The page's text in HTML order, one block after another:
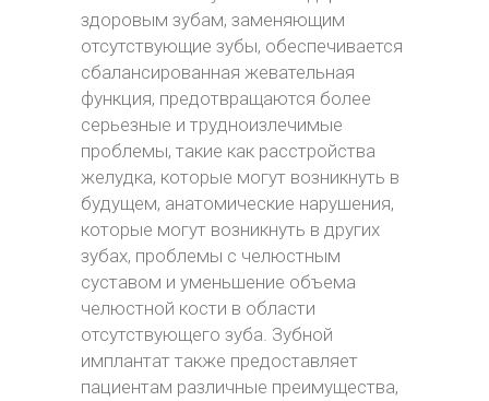
здоровым зубам, заменяющим
отсутствующие зубы, обеспечивается
сбалансированная жевательная
функция, предотвращаются более
серьезные и трудноизлечимые
проблемы, такие как расстройства
желудка, которые могут возникнуть в
будущем, анатомические нарушения,
которые могут возникнуть в других
зубах, проблемы с челюстным
суставом и уменьшение объема
челюстной кости в области
отсутствующего зуба. Зубной
имплантат также предоставляет
пациентам различные преимущества,